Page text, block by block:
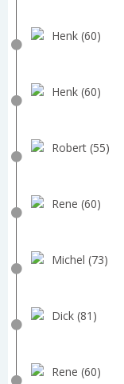
Henk (60)
Henk (60)
Robert (55)
Rene (60)
Michel (73)
Dick (81)
Rene (60)